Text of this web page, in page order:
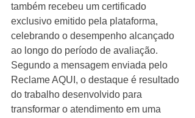
também recebeu um certificado
exclusivo emitido pela plataforma,
celebrando o desempenho alcançado
ao longo do período de avaliação.
Segundo a mensagem enviada pelo
Reclame AQUI, o destaque é resultado
do trabalho desenvolvido para
transformar o atendimento em uma